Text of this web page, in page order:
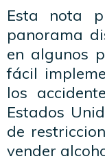
Esta nota
panorama
en algunos
fácil
los
Estados
de
vender